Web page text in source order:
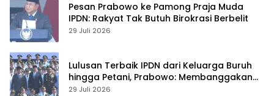
Pesan Prabowo ke Pamong Praja Muda
IPDN: Rakyat Tak Butuh Birokrasi Berbelit
29 Juli 2026
Lulusan Terbaik IPDN dari Keluarga Buruh
hingga Petani, Prabowo: Membanggakan
Hati Saya
29 Juli 2026